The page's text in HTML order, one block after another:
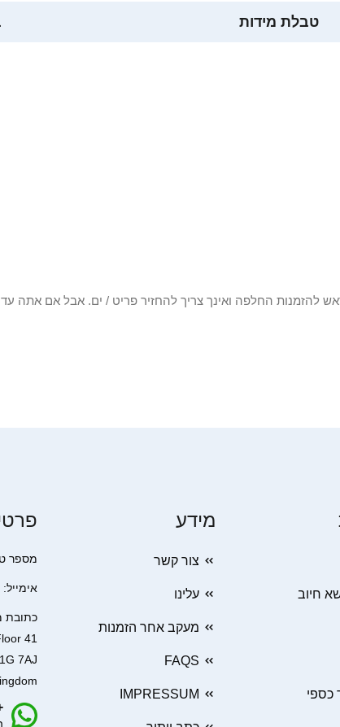
טבלת מידות
פגום, אנו נפתור מראש להזמנות החלפה ואינך צריך להחזיר פריט / ים. אבל אם
חיוב
כספי
מידע
צור קשר
עלינו
מעקב אחר הזמנות
FAQS
IMPRESSUM
מספר
אימייל: sales@aisope.co.il
כתובת
7AJ